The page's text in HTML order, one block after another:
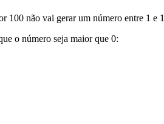
100 não vai gerar um número entre 1 e
o número seja maior que 0: